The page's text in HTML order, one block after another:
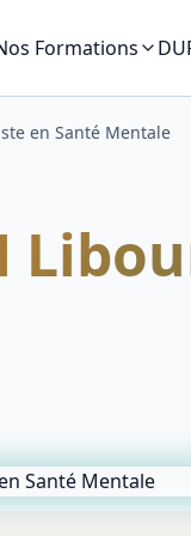
Formations
en Santé Mentale